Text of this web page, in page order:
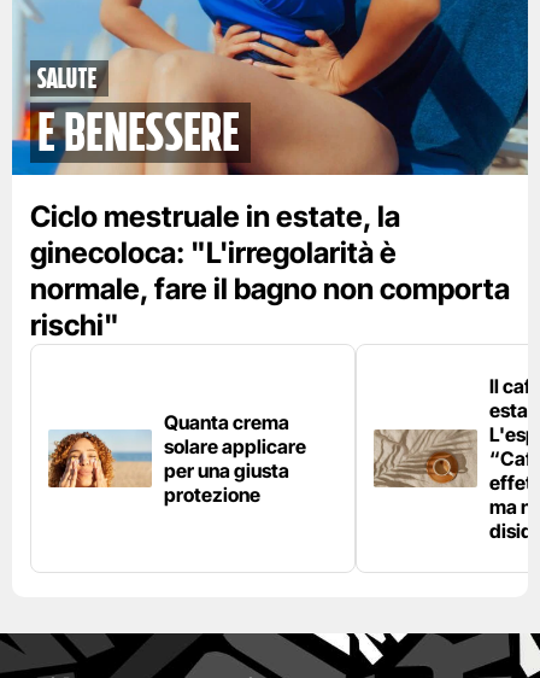
Salute
e benessere
Ciclo mestruale in estate, la
ginecoloca: "L'irregolarità è
normale, fare il bagno non comporta
rischi"
Quanta crema
solare applicare
per una giusta
protezione
Il
ma